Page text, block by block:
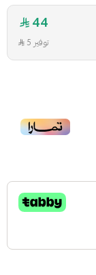
44
توفير 5